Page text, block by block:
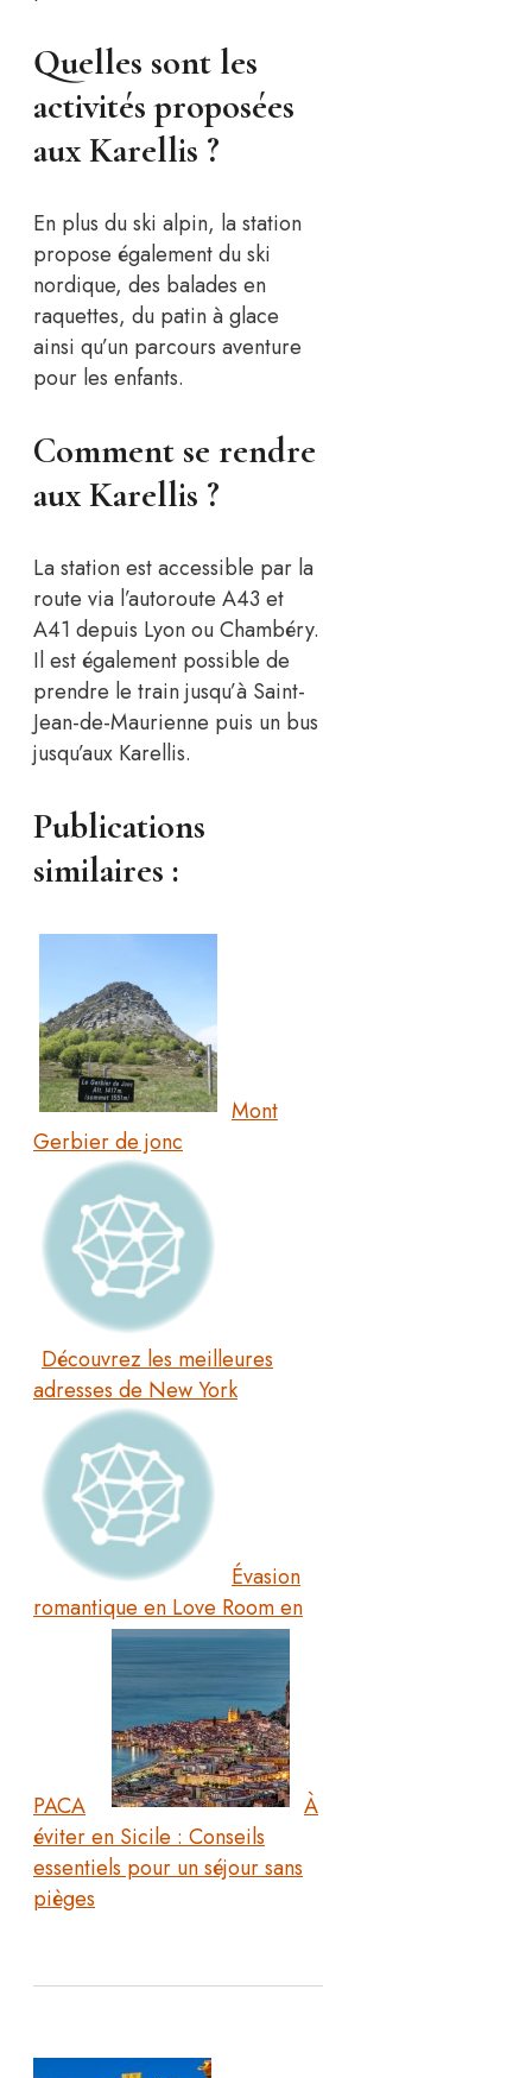
Quelles sont les
activités proposées
aux Karellis ?
En plus du ski alpin, la station
propose également du ski
nordique, des balades en
raquettes, du patin à glace
ainsi qu’un parcours aventure
pour les enfants.
Comment se rendre
aux Karellis ?
La station est accessible par la
route via l’autoroute A43 et
A41 depuis Lyon ou Chambéry.
Il est également possible de
prendre le train jusqu’à Saint-
Jean-de-Maurienne puis un bus
jusqu’aux Karellis.
Publications
similaires :
Mont
Gerbier de jonc
Découvrez les meilleures
adresses de New York
Évasion
romantique en Love Room en
PACA
À
éviter en Sicile : Conseils
essentiels pour un séjour sans
pièges